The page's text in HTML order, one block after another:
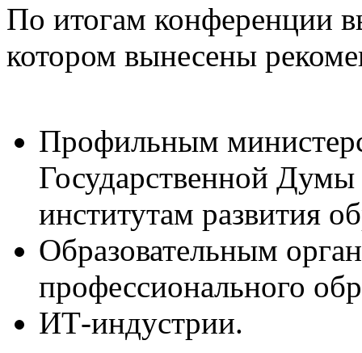
По итогам конференции
котором вынесены
Профильным
Государственной
институтам развития
Образовательным
профессионального
ИТ-индустрии.